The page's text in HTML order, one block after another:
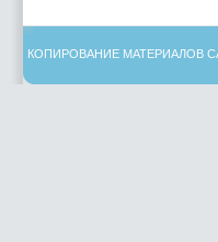
КОПИРОВАНИЕ МАТЕРИАЛОВ